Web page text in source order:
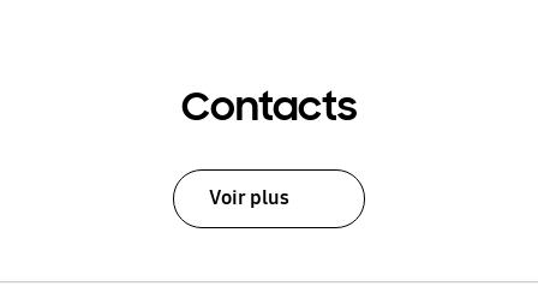
Contacts
Voir plus